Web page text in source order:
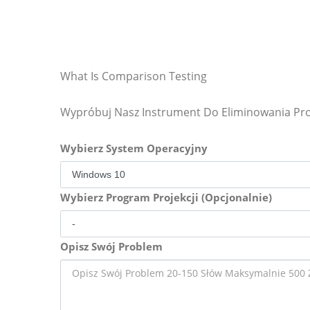
What Is Comparison Testing
Wypróbuj Nasz Instrument Do Eliminowania
Wybierz System Operacyjny
Wybierz Program Projekcji (Opcjonalnie)
Opisz Swój Problem